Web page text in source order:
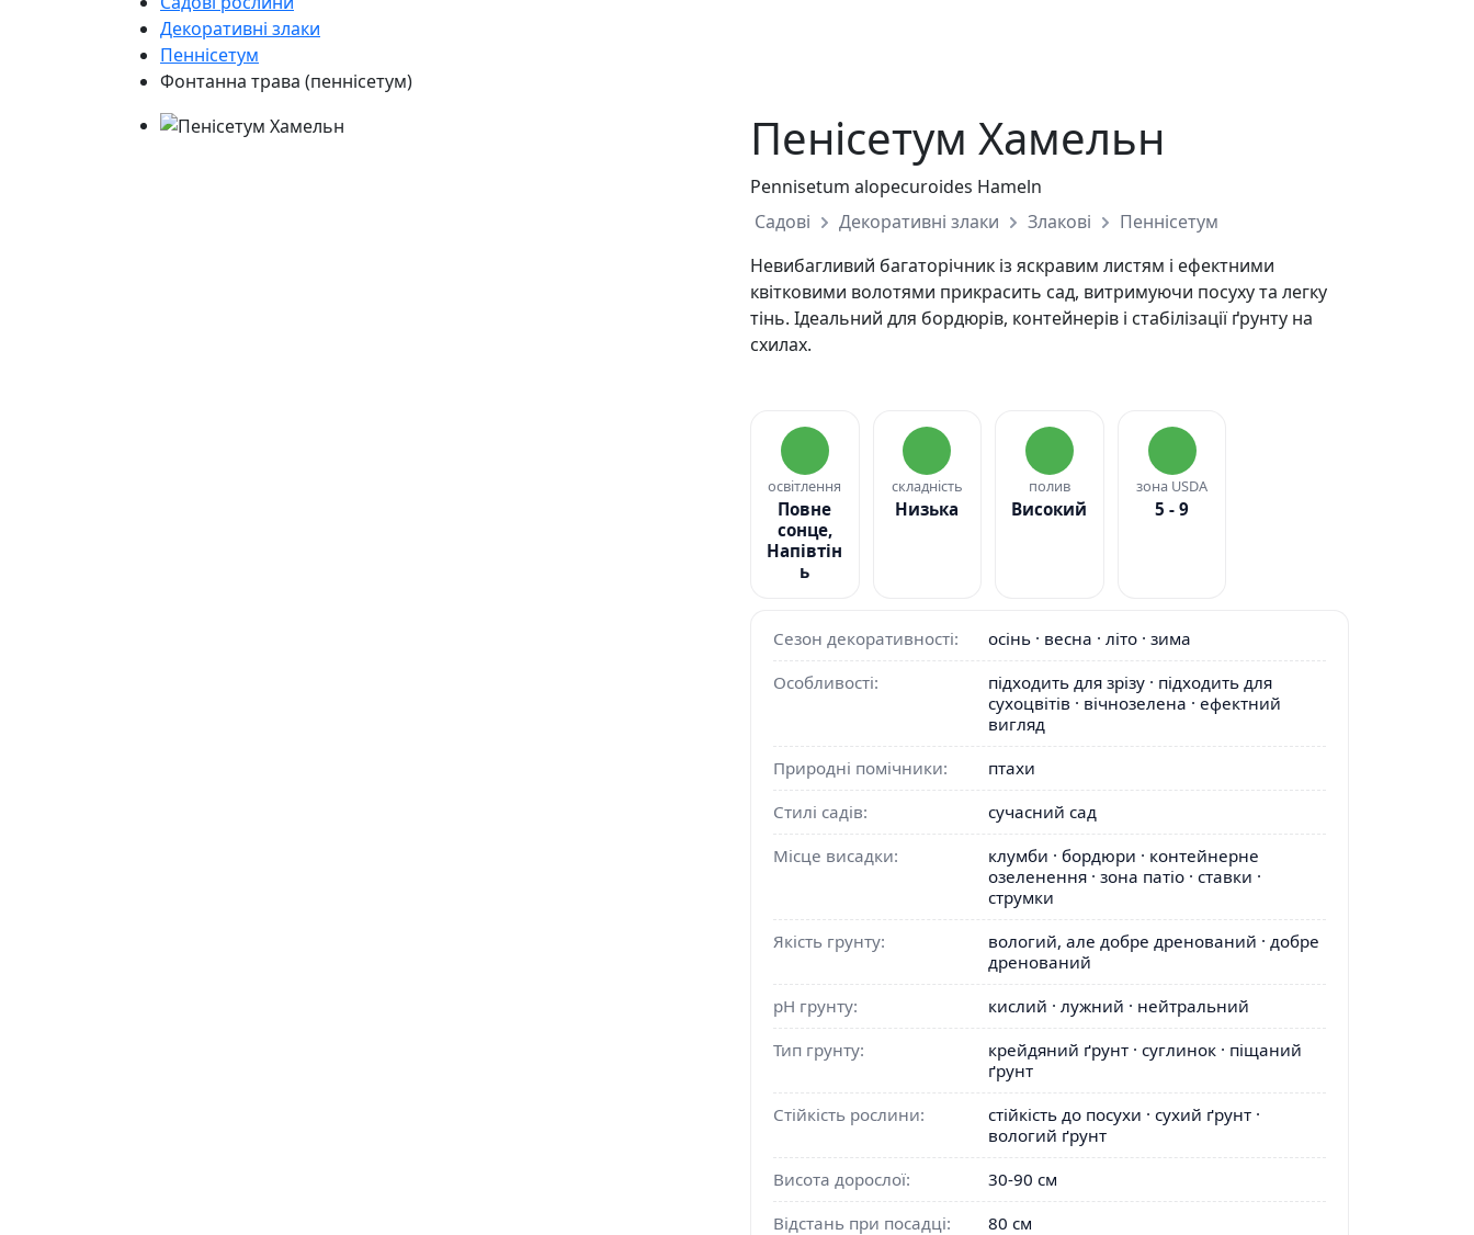
Декоративні злаки
Пеннісетум
Фонтанна трава (пеннісетум)
Пенісетум Хамельн
Pennisetum alopecuroides Hameln
Садові
Декоративні злаки Злакові
Пеннісетум
Невибагливий багаторічник із яскравим листям і ефектними
квітковими волотями прикрасить сад, витримуючи посуху та легку
тінь. Ідеальний для бордюрів, контейнерів і стабілізації ґрунту на
схилах.
освітлення
Повне
сонце,
Напівтін
ь
складність
Низька
полив
Високий
зона USDA
5 - 9
Сезон декоративності:
осінь · весна · літо · зима
Особливості:
підходить для зрізу · підходить для
сухоцвітів · вічнозелена · ефектний
вигляд
Природні помічники:
птахи
Стилі садів:
сучасний сад
Місце висадки:
клумби · бордюри · контейнерне
озеленення · зона патіо · ставки ·
струмки
Якість грунту:
вологий, але добре дренований · добре
дренований
pH грунту:
кислий · лужний · нейтральний
Тип грунту:
крейдяний ґрунт · суглинок · піщаний
ґрунт
Стійкість рослини:
стійкість до посухи · сухий ґрунт ·
вологий ґрунт
Висота дорослої:
30-90 см
Відстань при посадці:
80 см